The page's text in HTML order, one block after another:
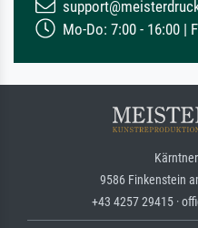
Mo-Do: 7:00 - 16:00 |
9586 Finkenstein
+43 4257 29415 ·